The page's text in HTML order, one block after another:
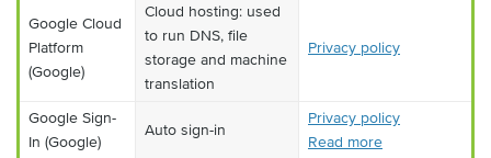
Google Cloud
Platform
(Google)
Cloud hosting: used
to run DNS, file
storage and machine
translation
Privacy policy
Google Sign-
In (Google)
Auto sign-in
Privacy policy
Read more